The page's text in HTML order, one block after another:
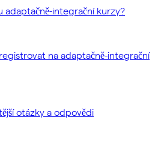
adaptačně-integrační kurzy?
na adaptačně-integrační
otázky a odpovědi